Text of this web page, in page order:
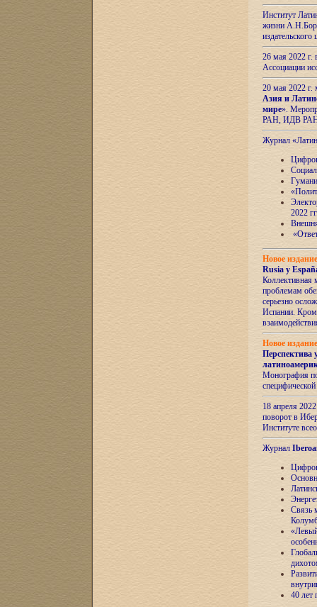
Институт
жизни
26 мая 2022
Ассоциации
20 мая 2022
Азия и
мире».
РАН, ИДВ
Журнал
2022
Новое
Rusia y
Коллективная
проблемам
серьезно
Испании.
Новое
Перспектива
Монография
18 апреля
поворот в
Институте
Журнал
Связь
40 лет